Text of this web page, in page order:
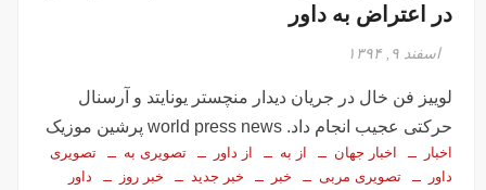
در اعتراض به داور
اسفند ۹, ۱۳۹۴
لوییز فن خال در جریان دیدار منچستر یونایتد و آرسنال
حرکتی عجیب انجام داد. world press news پرشین موزیک
اخبار اخبار جهان از به از داور تصویری به
تصویری
داور
تصویری مربی خبر خبر جدید خبر روز
داور